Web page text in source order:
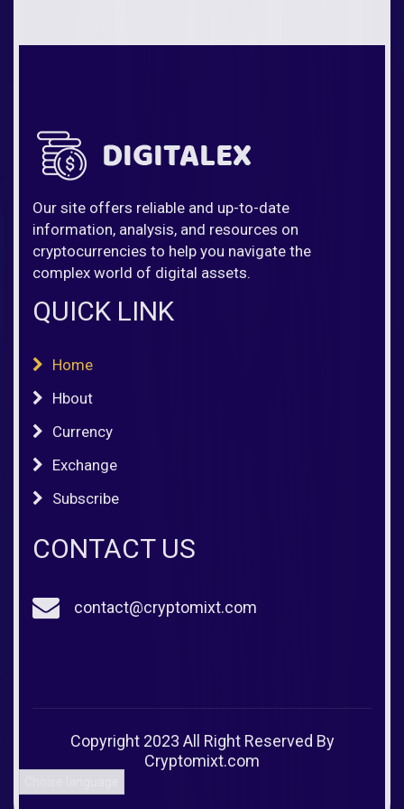
Our site offers reliable and up-to-date
information, analysis, and resources on
cryptocurrencies to help you navigate the
complex world of digital assets.
QUICK LINK
Home
Hbout
Currency
Exchange
Subscribe
CONTACT US
contact@cryptomixt.com
Copyright 2023 All Right Reserved By
Cryptomixt.com